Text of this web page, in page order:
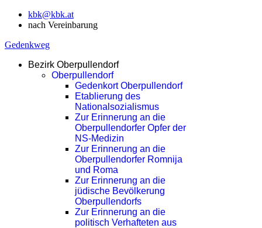
kbk@kbk.at
nach Vereinbarung
Gedenkweg
Bezirk Oberpullendorf
Oberpullendorf
Gedenkort Oberpullendorf
Etablierung des
Nationalsozialismus
Zur Erinnerung an die
Oberpullendorfer Opfer der
NS-Medizin
Zur Erinnerung an die
Oberpullendorfer Romnija
und Roma
Zur Erinnerung an die
jüdische Bevölkerung
Oberpullendorfs
Zur Erinnerung an die
politisch Verhafteten aus